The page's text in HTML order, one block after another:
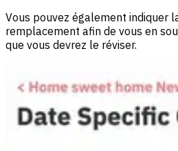
Vous pouvez également indiquer
remplacement afin de vous en
que vous devrez le réviser.